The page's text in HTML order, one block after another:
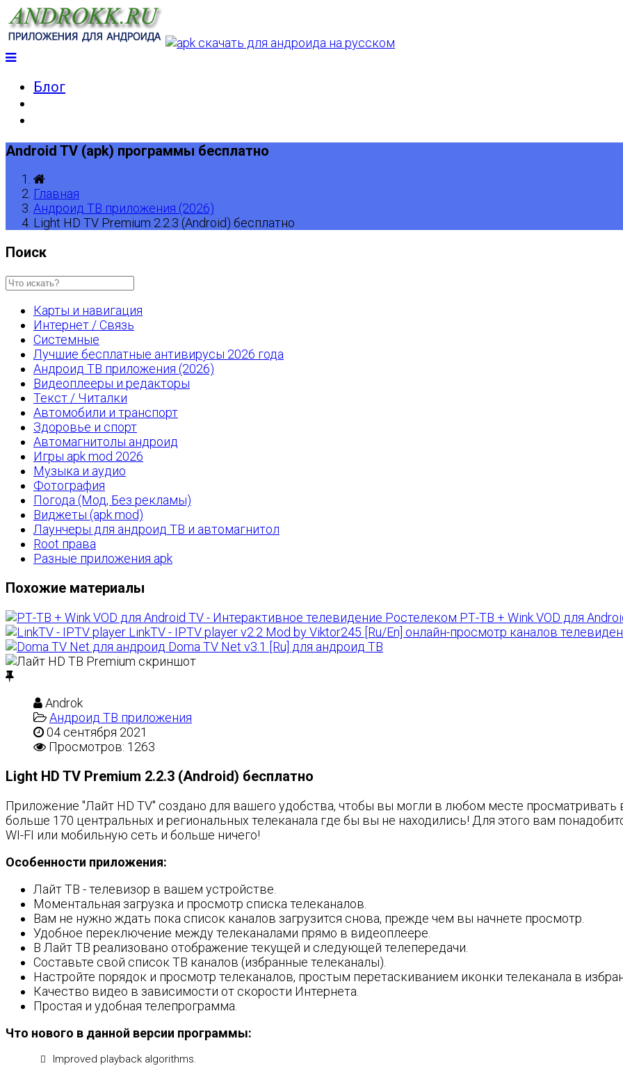
Блог
Android TV (apk) программы бесплатно
Главная
Андроид ТВ приложения (2026)
Light HD TV Premium 2.2.3 (Android) бесплатно
Поиск
Карты и навигация
Интернет / Связь
Системные
Лучшие бесплатные антивирусы 2026 года
Андроид ТВ приложения (2026)
Видеоплееры и редакторы
Текст / Читалки
Автомобили и транспорт
Здоровье и спорт
Автомагнитолы андроид
Игры apk mod 2026
Музыка и аудио
Фотография
Погода (Мод, Без рекламы)
Виджеты (apk mod)
Лаунчеры для андроид ТВ и автомагнитол
Root права
Разные приложения apk
Похожие материалы
РТ-ТВ + Wink VOD для
LinkTV - IPTV player v2.2 Mod by Viktor245 [Ru/En] онлайн-просмотр каналов
Doma TV Net v3.1 [Ru] для андроид ТВ
Androk
Андроид ТВ приложения
04 сентября 2021
Просмотров: 1263
Light HD TV Premium 2.2.3 (Android) бесплатно
Приложение "Лайт HD TV" создано для вашего удобства, чтобы вы могли в любом месте
больше 170 центральных и региональных телеканала где бы вы не находились! Для этого вам
WI-FI или мобильную сеть и больше ничего!
Особенности приложения:
Лайт ТВ - телевизор в вашем устройстве.
Моментальная загрузка и просмотр списка телеканалов.
Вам не нужно ждать пока список каналов загрузится снова, прежде чем вы начнете просмотр.
Удобное переключение между телеканалами прямо в видеоплеере.
В Лайт ТВ реализовано отображение текущей и следующей телепередачи.
Составьте свой список ТВ каналов (избранные телеканалы).
Настройте порядок и просмотр телеканалов, простым перетаскиванием иконки телеканала в
Качество видео в зависимости от скорости Интернета.
Простая и удобная телепрограмма.
Что нового в данной версии программы:
Improved playback algorithms.